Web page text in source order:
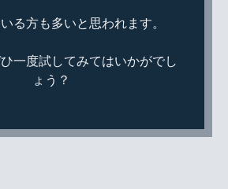
る方も多いと思われます。
一度試してみてはいかがでし
ょう？